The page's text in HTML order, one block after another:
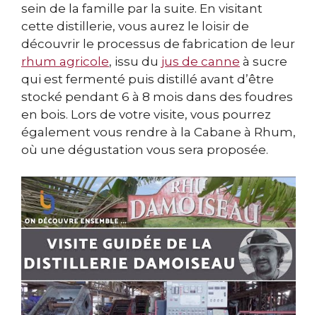
sein de la famille par la suite. En visitant
cette distillerie, vous aurez le loisir de
découvrir le processus de fabrication de leur
rhum agricole, issu du jus de canne à sucre
qui est fermenté puis distillé avant d’être
stocké pendant 6 à 8 mois dans des foudres
en bois. Lors de votre visite, vous pourrez
également vous rendre à la Cabane à Rhum,
où une dégustation vous sera proposée.